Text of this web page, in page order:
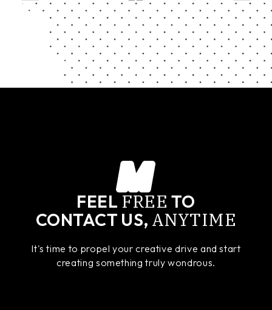
FEEL FREE TO
CONTACT US, ANYTIME
It's time to propel your creative drive and start
creating something truly wondrous.